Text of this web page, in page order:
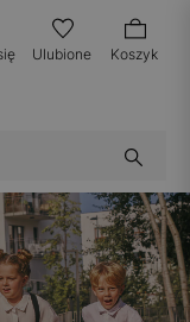
Ulubione Koszyk